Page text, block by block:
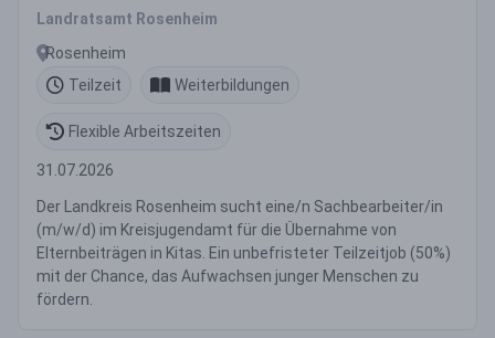
Kindertageseinrichtungen
Landratsamt Rosenheim
Rosenheim
Teilzeit
Weiterbildungen
Flexible Arbeitszeiten
31.07.2026
Der Landkreis Rosenheim sucht eine/n Sachbearbeiter/in
(m/w/d) im Kreisjugendamt für die Übernahme von
Elternbeiträgen in Kitas. Ein unbefristeter Teilzeitjob (50%)
mit der Chance, das Aufwachsen junger Menschen zu
fördern.